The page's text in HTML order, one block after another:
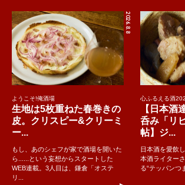
2026.8.8
ようこそ!俺酒場
生地は5枚重ねた春巻きの
皮。クリスピー&クリーミ
ー...
もし、あのシェフが家で酒場を開いた
ら......という妄想からスタートした
WEB連載。3人目は、鎌倉「オステ
リ...
心ふるえる酒
【日本酒
呑み「リ
帖】ジ...
日本酒を愛飲
本酒ライター
る“テッパンつ